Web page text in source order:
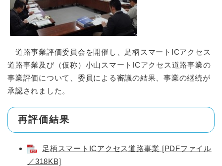
道路事業評価委員会を開催し、足柄スマートICアクセス
道路事業及び（仮称）小山スマートICアクセス道路事業の
事業評価について、委員による審議の結果、事業の継続が
承認されました。
再評価結果
足柄スマートICアクセス道路事業 [PDFファイル
／318KB]